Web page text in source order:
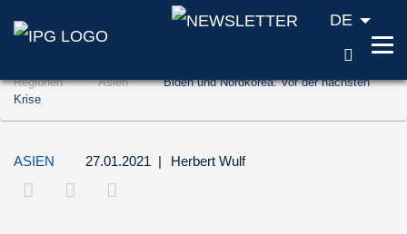
Zum Inhalt springen (Accesskey '1')
Zur Suche springen (Accesskey '2')
DE
Regionen Asien
Biden und Nordkorea: Vor der nächsten
Krise
ASIEN 27.01.2021 | Herbert Wulf